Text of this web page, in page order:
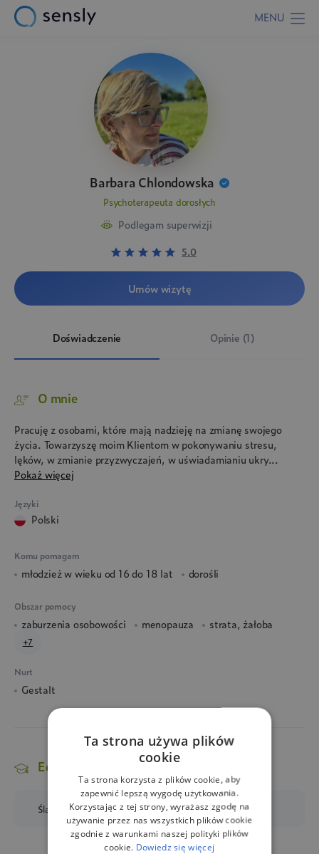
MENU
Barbara Chlondowska
Psychoterapeuta dorosłych
Podlegam superwizji
5.0
Umów wizytę
Doświadczenie Opinie (1)
O mnie
Pracuję z osobami, które mają nadzieję na zmianę swojego
życia. Towarzyszę moim Klientom w pokonywaniu stresu,
lęków, w zmianie przyzwyczajeń, w uświadamianiu ukry...
Pokaż więcej
Języki
polski
Komu pomagam
młodzież w wieku od 16 do 18 lat dorośli
Obszar pomocy
zaburzenia osobowości menopauza strata, żałoba
+7
Nurt
Gestalt
Edukacja i kursy
Śląska Szkoła Gestalt(szkoła psychoterapii (min. 4-letnia))
Ta strona używa plików
cookie
Ta strona korzysta z plików cookie, aby
zapewnić lepszą wygodę użytkowania.
Korzystając z tej strony, wyrażasz zgodę na
używanie przez nas wszystkich plików cookie
zgodnie z warunkami naszej polityki plików
cookie. Dowiedz się więcej